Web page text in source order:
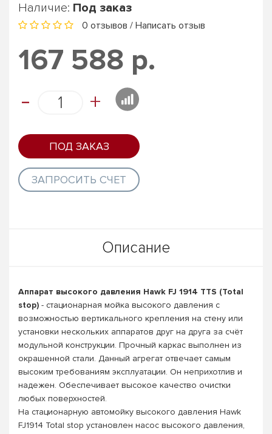
Наличие: Под заказ
0 отзывов / Написать отзыв
167 588 р.
- +
ПОД ЗАКАЗ
ЗАПРОСИТЬ СЧЕТ
Описание
Аппарат высокого давления Hawk FJ 1914 TTS (Total
stop) - стационарная мойка высокого давления с
возможностью вертикального крепления на стену или
установки нескольких аппаратов друг на друга за счёт
модульной конструкции. Прочный каркас выполнен из
окрашенной стали. Данный агрегат отвечает самым
высоким требованиям эксплуатации. Он неприхотлив и
надежен. Обеспечивает высокое качество очистки
любых поверхностей.
На стационарную автомойку высокого давления Hawk
FJ1914 Total stop установлен насос высокого давления,